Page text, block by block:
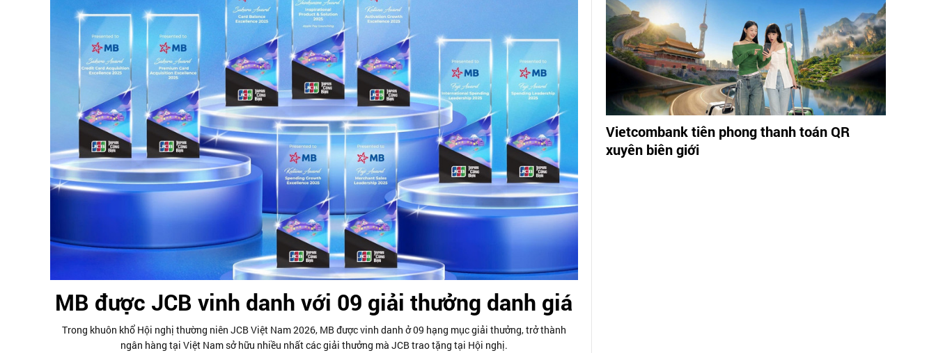
MB được JCB vinh danh với 09 giải thưởng danh giá
Trong khuôn khổ Hội nghị thường niên JCB Việt Nam 2026, MB được vinh danh ở 09 hạng mục giải thưởng, trở thành
ngân hàng tại Việt Nam sở hữu nhiều nhất các giải thưởng mà JCB trao tặng tại Hội nghị.
Vietcombank tiên phong thanh toán QR
xuyên biên giới